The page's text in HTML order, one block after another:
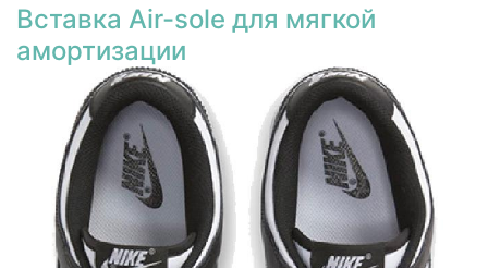
Вставка Air-sole для мягкой
амортизации